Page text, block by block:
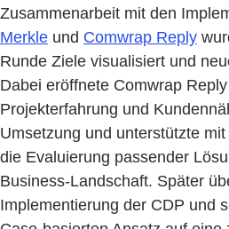
Zusammenarbeit mit den
Merkle und Comwrap Reply
Runde Ziele visualisiert und
Dabei eröffnete Comwrap
Projekterfahrung und
Umsetzung und unterstützte
die Evaluierung passender
Business-Landschaft. Später
Implementierung der CDP und